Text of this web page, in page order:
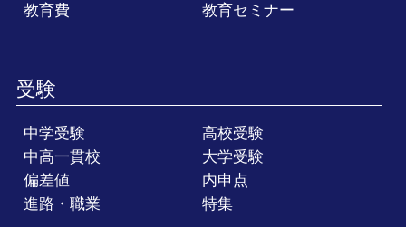
教育費 教育セミナー
受験
中学受験
高校受験
中高一貫校
大学受験
偏差値
内申点
進路・職業
特集